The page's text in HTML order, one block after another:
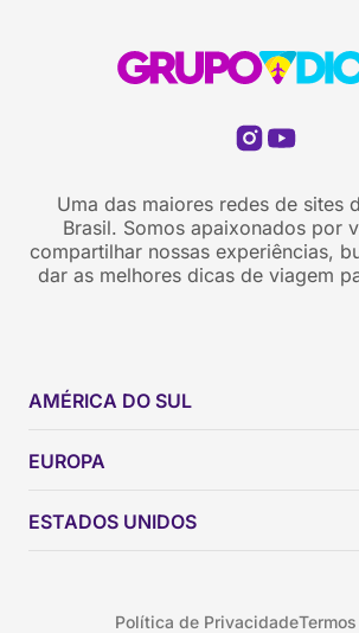
Uma das maiores redes de sites
Brasil. Somos apaixonados por
compartilhar nossas experiências,
dar as melhores dicas de viagem
AMÉRICA DO SUL
Brasil
Colômbia
EUROPA
ESTADOS UNIDOS
Política de Privacidade